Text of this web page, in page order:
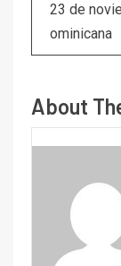
23 de
ominicana
About